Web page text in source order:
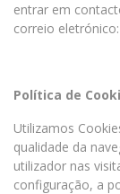
entrar em
correio
Política de
Utilizamos
qualidade da
utilizador nas
configuração, a